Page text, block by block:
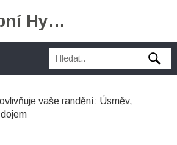
Péče o Zubní Hygienu
vaše randění: Úsměv,